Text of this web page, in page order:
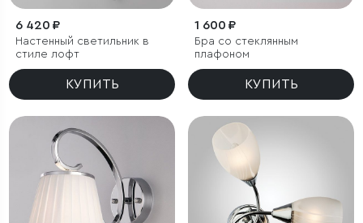
6 420 ₽
Настенный светильник в
стиле лофт
КУПИТЬ
1 600 ₽
Бра со стеклянным
плафоном
КУПИТЬ